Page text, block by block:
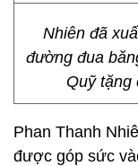
Nhiên đã
đường đua
Quỹ tặng
Phan Thanh
được góp sức